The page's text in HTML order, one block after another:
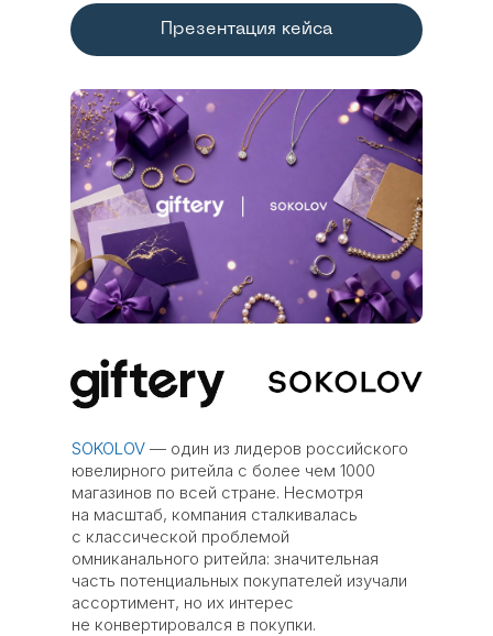
SOKOLOV — один из лидеров российского
ювелирного ритейла с более чем 1000
магазинов по всей стране. Несмотря
на масштаб, компания сталкивалась
с классической проблемой
омниканального ритейла: значительная
часть потенциальных покупателей изучали
ассортимент, но их интерес
не конвертировался в покупки.
Презентация кейса